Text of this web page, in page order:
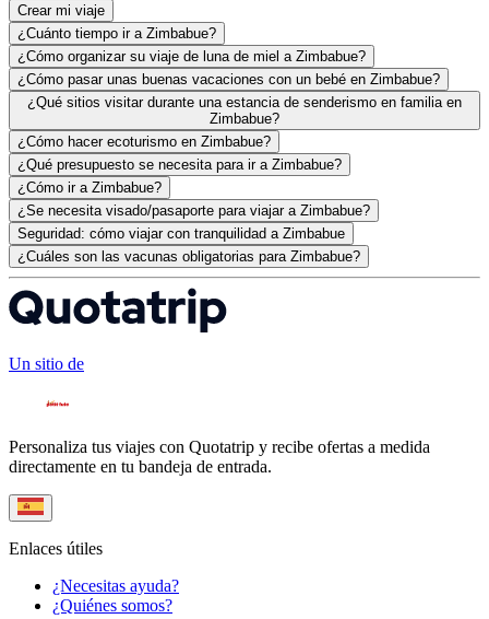
Crear mi viaje
¿Cuánto tiempo ir a Zimbabue?
¿Cómo organizar su viaje de luna de miel a Zimbabue?
¿Cómo pasar unas buenas vacaciones con un bebé en Zimbabue?
¿Qué sitios visitar durante una estancia de senderismo en familia en
Zimbabue?
¿Cómo hacer ecoturismo en Zimbabue?
¿Qué presupuesto se necesita para ir a Zimbabue?
¿Cómo ir a Zimbabue?
¿Se necesita visado/pasaporte para viajar a Zimbabue?
Seguridad: cómo viajar con tranquilidad a Zimbabue
¿Cuáles son las vacunas obligatorias para Zimbabue?
Un sitio de
Personaliza tus viajes con Quotatrip y recibe ofertas a medida
directamente en tu bandeja de entrada.
Enlaces útiles
¿Necesitas ayuda?
¿Quiénes somos?